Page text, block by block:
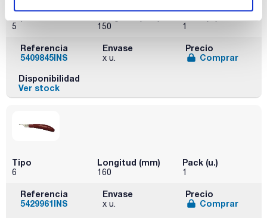
5 150 1
Referencia
5409845INS
Envase
x u.
Precio
Comprar
Disponibilidad
Ver stock
Tipo
6
Longitud (mm)
160
Pack (u.)
1
Referencia
5429961INS
Envase
x u.
Precio
Comprar